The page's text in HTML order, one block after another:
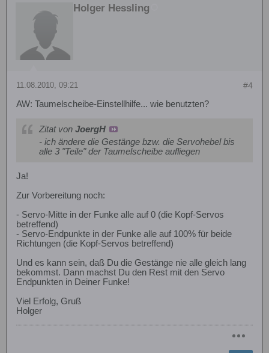
Holger Hessling
#4
11.08.2010, 09:21
AW: Taumelscheibe-Einstellhilfe... wie benutzten?
Zitat von JoergH
- ich ändere die Gestänge bzw. die Servohebel bis
alle 3 "Teile" der Taumelscheibe aufliegen
Ja!
Zur Vorbereitung noch:
- Servo-Mitte in der Funke alle auf 0 (die Kopf-Servos
betreffend)
- Servo-Endpunkte in der Funke alle auf 100% für beide
Richtungen (die Kopf-Servos betreffend)
Und es kann sein, daß Du die Gestänge nie alle gleich lang
bekommst. Dann machst Du den Rest mit den Servo
Endpunkten in Deiner Funke!
Viel Erfolg, Gruß
Holger